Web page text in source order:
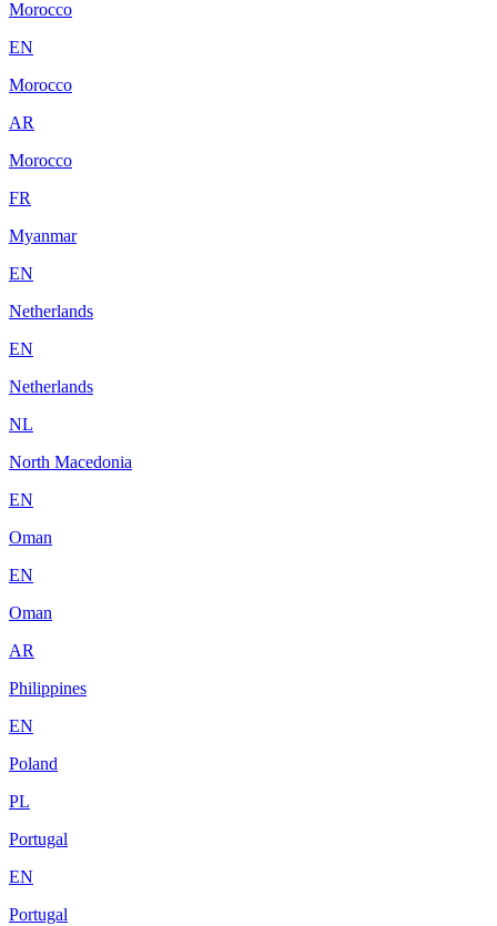
Morocco
EN
Morocco
AR
Morocco
FR
Myanmar
EN
Netherlands
EN
Netherlands
NL
North Macedonia
EN
Oman
EN
Oman
AR
Philippines
EN
Poland
PL
Portugal
EN
Portugal